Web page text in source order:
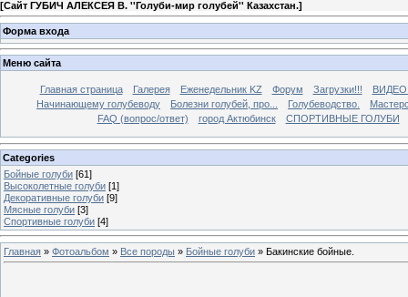
[Сайт ГУБИЧ АЛЕКСЕЯ В. ''Голуби-мир голубей'' Казахстан.]
Форма входа
Меню сайта
Главная страница Галерея Еженедельник KZ Форум Загрузки!!!
Начинающему голубеводу
Болезни голубей, про... Голубеводство.
FAQ (вопрос/ответ)
город Актюбинск СПОРТИВНЫЕ ГОЛУБИ
Categories
Бойные голуби [61]
Высоколетные голуби [1]
Декоративные голуби [9]
Мясные голуби [3]
Спортивные голуби [4]
Главная » Фотоальбом » Все породы » Бойные голуби » Бакинские бойные.